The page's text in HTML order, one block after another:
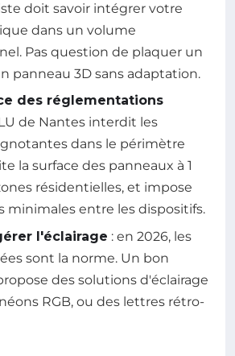
doit savoir intégrer votre
dans un volume
Pas question de plaquer un
panneau 3D sans adaptation.
des réglementations
de Nantes interdit les
dans le périmètre
la surface des panneaux à 1
résidentielles, et impose
minimales entre les dispositifs.
l'éclairage : en 2026, les
sont la norme. Un bon
des solutions d'éclairage
RGB, ou des lettres rétro-